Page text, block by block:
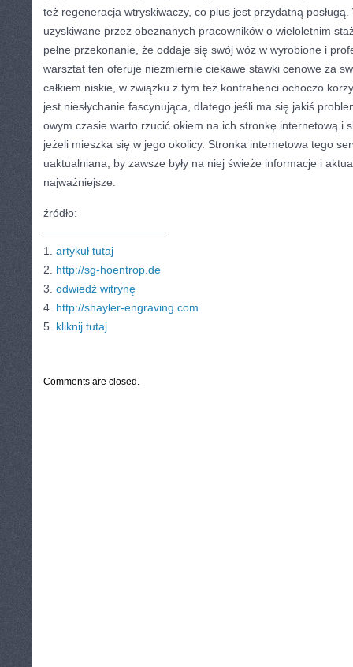
też regeneracja wtryskiwaczy, co plus jest przydatną posługą.
uzyskiwane przez obeznanych pracowników o wieloletnim
pełne przekonanie, że oddaje się swój wóz w wyrobione i
warsztat ten oferuje niezmiernie ciekawe stawki cenowe za
całkiem niskie, w związku z tym też kontrahenci ochoczo
jest niesłychanie fascynująca, dlatego jeśli ma się jakiś
owym czasie warto rzucić okiem na ich stronkę internetową i
jeżeli mieszka się w jego okolicy. Stronka internetowa tego
uaktualniana, by zawsze były na niej świeże informacje i
najważniejsze.
źródło:
———————————
1. artykuł tutaj
2. http://sg-hoentrop.de
3. odwiedź witrynę
4. http://shayler-engraving.com
5. kliknij tutaj
Comments are closed.